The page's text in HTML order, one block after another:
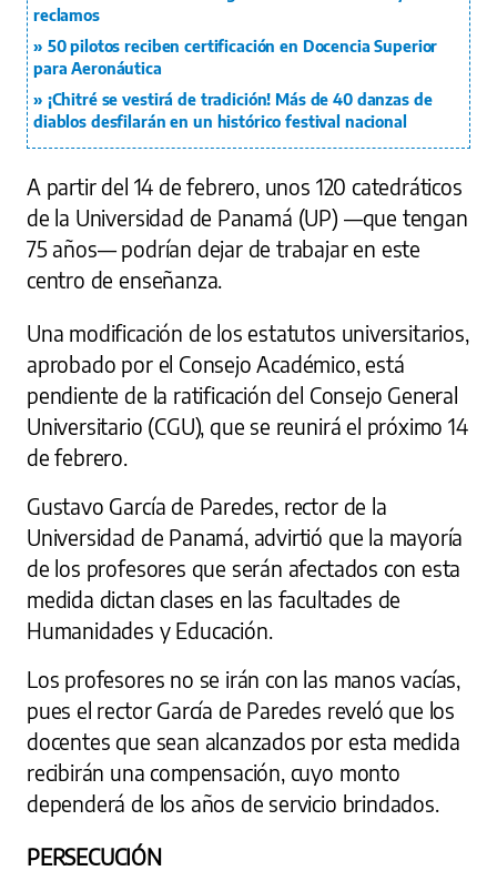
reclamos
50 pilotos reciben certificación en Docencia Superior
para Aeronáutica
¡Chitré se vestirá de tradición! Más de 40 danzas de
diablos desfilarán en un histórico festival nacional
A partir del 14 de febrero, unos 120 catedráticos
de la Universidad de Panamá (UP) —que tengan
75 años— podrían dejar de trabajar en este
centro de enseñanza.
Una modificación de los estatutos universitarios,
aprobado por el Consejo Académico, está
pendiente de la ratificación del Consejo General
Universitario (CGU), que se reunirá el próximo 14
de febrero.
Gustavo García de Paredes, rector de la
Universidad de Panamá, advirtió que la mayoría
de los profesores que serán afectados con esta
medida dictan clases en las facultades de
Humanidades y Educación.
Los profesores no se irán con las manos vacías,
pues el rector García de Paredes reveló que los
docentes que sean alcanzados por esta medida
recibirán una compensación, cuyo monto
dependerá de los años de servicio brindados.
PERSECUCIÓN